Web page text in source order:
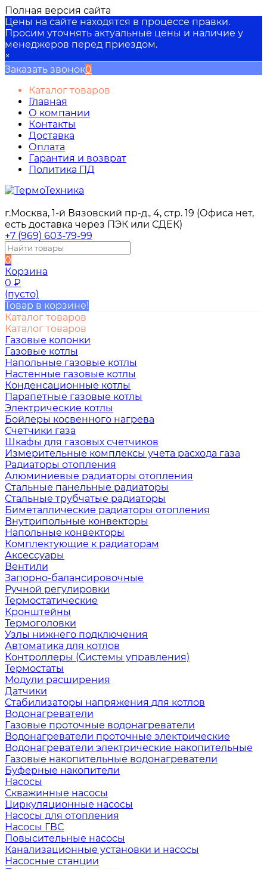
Полная версия сайта
Цены на сайте находятся в процессе правки.
Просим уточнять актуальные цены и наличие у
менеджеров перед приездом.
×
Заказать звонок0
Каталог товаров
Главная
О компании
Контакты
Доставка
Оплата
Гарантия и возврат
Политика ПД
г.Москва, 1-й Вязовский пр-д., 4, стр. 19 (Офиса нет,
есть доставка через ПЭК или СДЕК)
+7 (969) 603-79-99
0
Корзина
0 ₽
(пусто)
Товар в корзине!
Каталог товаров
Каталог товаров
Газовые колонки
Газовые котлы
Напольные газовые котлы
Настенные газовые котлы
Конденсационные котлы
Парапетные газовые котлы
Электрические котлы
Бойлеры косвенного нагрева
Счетчики газа
Шкафы для газовых счетчиков
Измерительные комплексы учета расхода газа
Радиаторы отопления
Алюминиевые радиаторы отопления
Стальные панельные радиаторы
Стальные трубчатые радиаторы
Биметаллические радиаторы отопления
Внутрипольные конвекторы
Напольные конвекторы
Комплектующие к радиаторам
Аксессуары
Вентили
Запорно-балансировочные
Ручной регулировки
Термостатические
Кронштейны
Термоголовки
Узлы нижнего подключения
Автоматика для котлов
Контроллеры (Системы управления)
Термостаты
Модули расширения
Датчики
Стабилизаторы напряжения для котлов
Водонагреватели
Газовые проточные водонагреватели
Водонагреватели проточные электрические
Водонагреватели электрические накопительные
Газовые накопительные водонагреватели
Буферные накопители
Насосы
Скважинные насосы
Циркуляционные насосы
Насосы для отопления
Насосы ГВС
Повысительные насосы
Канализационные установки и насосы
Насосные станции